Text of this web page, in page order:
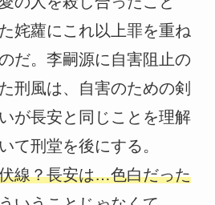
姹蘿にこれ以上罪を重ね
だ。李嗣源に自害阻止の
刑風は、自害のための剣
が長安と同じことを理解
て刑堂を後にする。
線？長安は…色白だった